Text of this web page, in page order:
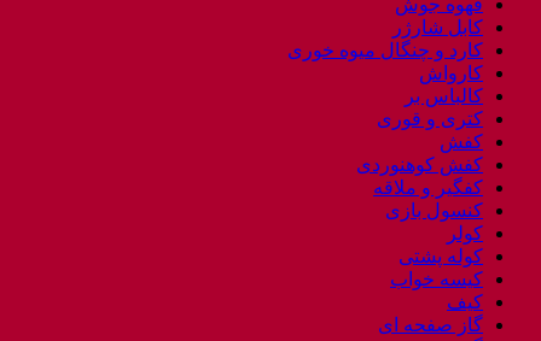
کابل شارژر
کارد و چنگال میوه خوری
کارواش
کالباس بر
کتری و قوری
کفش
کفش کوهنوردی
کفگیر و ملاقه
کنسول بازی
کولر
کوله پشتی
کیسه خواب
کیف
گاز صفحه ای